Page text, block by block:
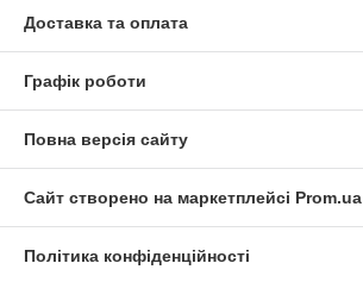
Доставка та оплата
Графік роботи
Повна версія сайту
Сайт створено на маркетплейсі Prom.ua
Політика конфіденційності